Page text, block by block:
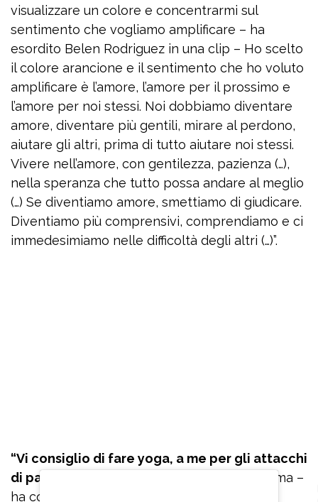
visualizzare un colore e concentrarmi sul
sentimento che vogliamo amplificare – ha
esordito Belen Rodriguez in una clip – Ho scelto
il colore arancione e il sentimento che ho voluto
amplificare è l’amore, l’amore per il prossimo e
l’amore per noi stessi. Noi dobbiamo diventare
amore, diventare più gentili, mirare al perdono,
aiutare gli altri, prima di tutto aiutare noi stessi.
Vivere nell’amore, con gentilezza, pazienza (…),
nella speranza che tutto possa andare al meglio
(…) Se diventiamo amore, smettiamo di giudicare.
Diventiamo più comprensivi, comprendiamo e ci
immedesimiamo nelle difficoltà degli altri (…)”.
“Vi consiglio di fare yoga, a me per gli attacchi
di panico
è servito veramente tanto, mi calma –
ha confidato – Se ho paura o inizio ad